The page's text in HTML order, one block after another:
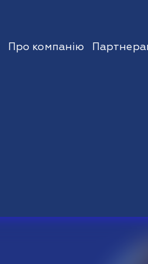
Про компанію